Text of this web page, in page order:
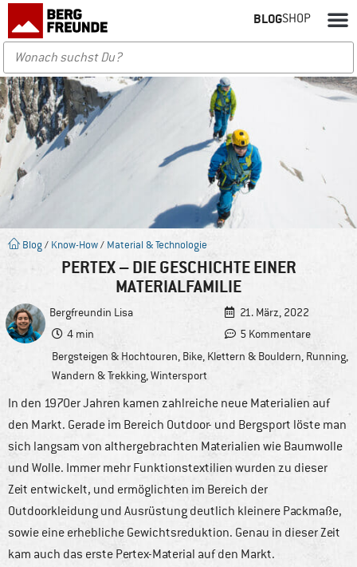
BLOGSHOP
Blog / Know-How/ Material & Technologie
PERTEX – DIE GESCHICHTE EINER
MATERIALFAMILIE
Bergfreundin Lisa
21. März, 2022
4 min
5 Kommentare
Bergsteigen & Hochtouren, Bike, Klettern & Bouldern, Running,
Wandern & Trekking,Wintersport
In den 1970er Jahren kamen zahlreiche neue Materialien auf
den Markt. Gerade im Bereich Outdoor- und Bergsport löste man
sich langsam von althergebrachten Materialien wie Baumwolle
und Wolle. Immer mehr Funktionstextilien wurden zu dieser
Zeit entwickelt, und ermöglichten im Bereich der
Outdoorkleidung und Ausrüstung deutlich kleinere Packmaße,
sowie eine erhebliche Gewichtsreduktion. Genau in dieser Zeit
kam auch das erste Pertex-Material auf den Markt.